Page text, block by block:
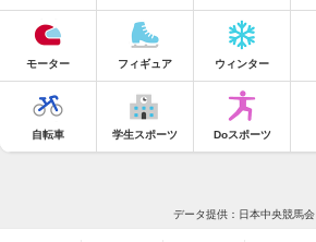
モーター フィギュア ウィンター
自転車 学生スポーツ Doスポーツ
データ提供：日本中央競馬会